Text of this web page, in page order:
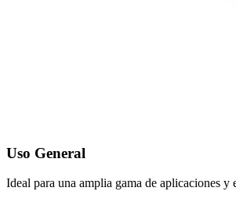
Uso General
Ideal para una amplia gama de aplicaciones y